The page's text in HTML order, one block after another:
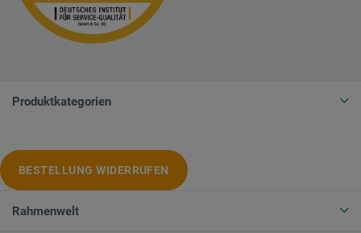
Produktkategorien
BESTELLUNG WIDERRUFEN
Rahmenwelt